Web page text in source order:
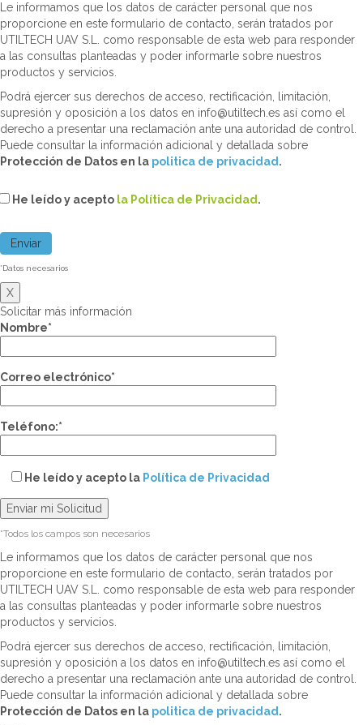
Le informamos que los datos de carácter personal que nos
proporcione en este formulario de contacto, serán tratados por
UTILTECH UAV S.L. como responsable de esta web para responder
a las consultas planteadas y poder informarle sobre nuestros
productos y servicios.
Podrá ejercer sus derechos de acceso, rectificación, limitación,
supresión y oposición a los datos en info@utiltech.es así como el
derecho a presentar una reclamación ante una autoridad de control.
Puede consultar la información adicional y detallada sobre
Protección de Datos en la politica de privacidad .
He leído y acepto la Política de Privacidad .
*Datos necesarios
X
Solicitar más información
Nombre*
Correo electrónico*
Teléfono:*
He leído y acepto la Política de Privacidad
*Todos los campos son necesarios
Le informamos que los datos de carácter personal que nos
proporcione en este formulario de contacto, serán tratados por
UTILTECH UAV S.L. como responsable de esta web para responder
a las consultas planteadas y poder informarle sobre nuestros
productos y servicios.
Podrá ejercer sus derechos de acceso, rectificación, limitación,
supresión y oposición a los datos en info@utiltech.es así como el
derecho a presentar una reclamación ante una autoridad de control.
Puede consultar la información adicional y detallada sobre
Protección de Datos en la politica de privacidad .